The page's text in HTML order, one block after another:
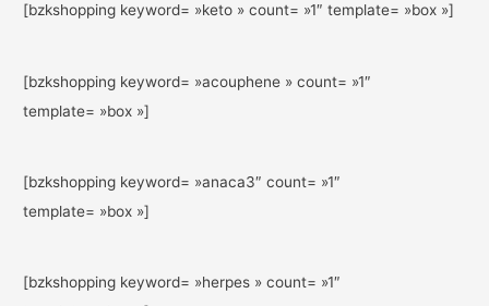
[bzkshopping keyword= »keto » count= »1″ template= »box »]
[bzkshopping keyword= »acouphene » count= »1″
template= »box »]
[bzkshopping keyword= »anaca3″ count= »1″
template= »box »]
[bzkshopping keyword= »herpes » count= »1″